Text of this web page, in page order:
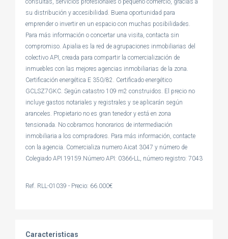
consultas, servicios profesionales o pequeño comercio, gracias a
su distribución y accesibilidad. Buena oportunidad para
emprender o invertir en un espacio con muchas posibilidades.
Para más información o concertar una visita, contacta sin
compromiso. Apialia es la red de agrupaciones inmobiliarias del
colectivo API, creada para compartir la comercialización de
inmuebles con las mejores agencias inmobiliarias de la zona.
Certificación energética E 350/82. Certificado energético
GCLSZ7GKC. Según catastro 109 m2 construidos. El precio no
incluye gastos notariales y registrales y se aplicarán según
aranceles. Propietario no es gran tenedor y está en zona
tensionada. No cobramos honorarios de intermediación
inmobiliaria a los compradores. Para más información, contacte
con la agencia. Comercializa numero Aicat 3047 y número de
Colegiado API 19159.Número API: 0366-LL, número registro: 7043
Ref. RLL-01039 - Precio: 66.000€
Caracteristicas